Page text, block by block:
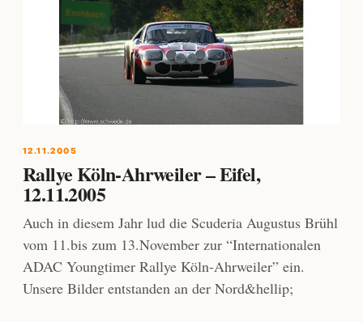
12.11.2005
Rallye Köln-Ahrweiler – Eifel,
12.11.2005
Auch in diesem Jahr lud die Scuderia Augustus Brühl
vom 11.bis zum 13.November zur “Internationalen
ADAC Youngtimer Rallye Köln-Ahrweiler” ein.
Unsere Bilder entstanden an der Nord&hellip;